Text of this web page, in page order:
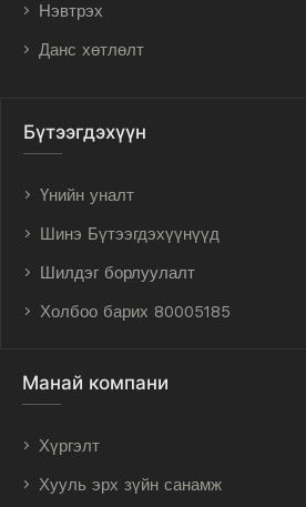
Нэвтрэх
Данс хөтлөлт
Бүтээгдэхүүн
Үнийн уналт
Шинэ Бүтээгдэхүүнүүд
Шилдэг борлуулалт
Холбоо барих 80005185
Манай компани
Хүргэлт
Хууль эрх зүйн санамж